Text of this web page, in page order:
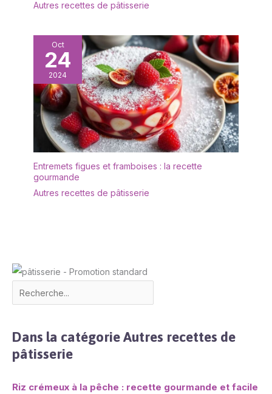
Autres recettes de pâtisserie
Oct
24
2024
Entremets figues et framboises : la recette
gourmande
Autres recettes de pâtisserie
Dans la catégorie Autres recettes de
pâtisserie
Riz crémeux à la pêche : recette gourmande et facile